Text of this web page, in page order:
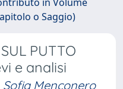
o Saggio)
PUTTO
e analisi
Sofia Menconero